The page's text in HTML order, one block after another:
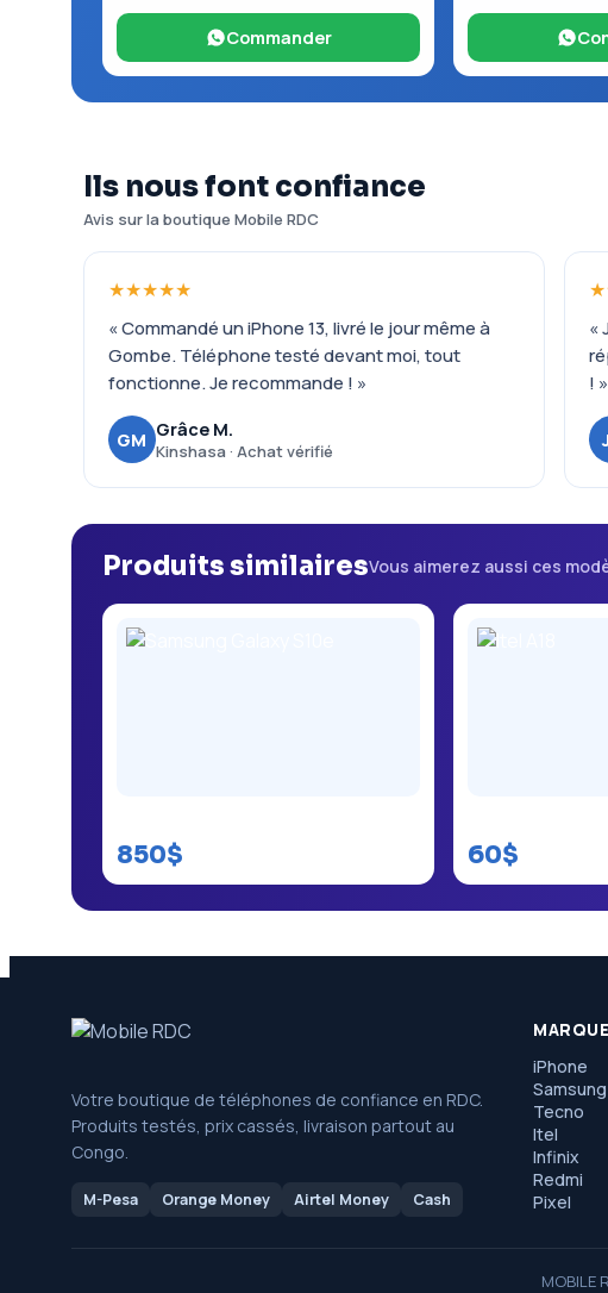
Commander
Ils nous font confiance
Avis sur la boutique Mobile RDC
★★★★★
« Commandé un iPhone 13, livré le jour même à
Gombe. Téléphone testé devant moi, tout
fonctionne. Je recommande ! »
GM Grâce M.
Kinshasa · Achat vérifié
«
! »
Produits similairesVous aimerez aussi ces
850$ 60$
Votre boutique de téléphones de confiance en RDC.
Produits testés, prix cassés, livraison partout au
Congo.
M-Pesa Orange Money Airtel Money Cash
iPhone
Samsung
Tecno
Itel
Infinix
Redmi
Pixel
MOBILE